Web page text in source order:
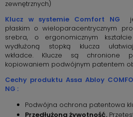
zewnętrznych)
Klucz w systemie Comfort NG
płaskim o wieloparacentrycznym
srebra, o ergonomicznym
wydłużoną stopką klucza
wkładce. Klucze są chronione
kopiowaniem podwójnym patentem
Cechy produktu Assa Abloy
NG :
Podwójna ochrona patentowa
Przedłużona żywotność.